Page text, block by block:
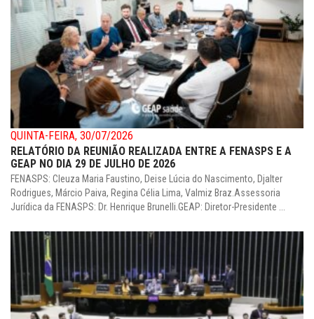
QUINTA-FEIRA, 30/07/2026
RELATÓRIO DA REUNIÃO REALIZADA ENTRE A FENASPS E A
GEAP NO DIA 29 DE JULHO DE 2026
FENASPS: Cleuza Maria Faustino, Deise Lúcia do Nascimento, Djalter
Rodrigues, Márcio Paiva, Regina Célia Lima, Valmiz Braz.Assessoria
Jurídica da FENASPS: Dr. Henrique Brunelli.GEAP: Diretor-Presidente ...